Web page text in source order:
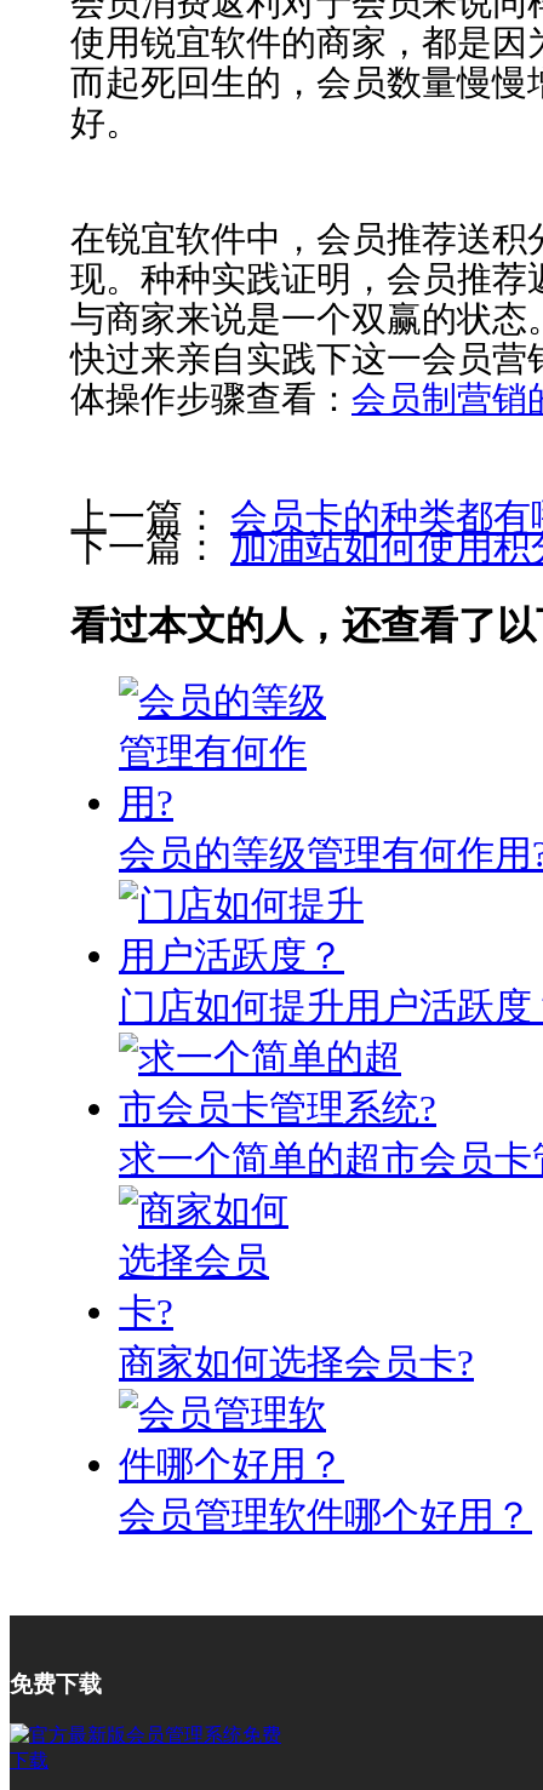
使用锐宜软件的商家，都是
而起死回生的，会员数量慢
好。
在锐宜软件中，会员推荐送
现。种种实践证明，会员推
与商家来说是一个双赢的状
快过来亲自实践下这一会员
体操作步骤查看： 会员制营销
上一篇： 会员卡的种类都有
下一篇： 加油站如何使用
看过本文的人，还查看了
会员的等级管理有何作用
门店如何提升用户活跃度
求一个简单的超市会员卡
商家如何选择会员卡?
会员管理软件哪个好用？
免费下载